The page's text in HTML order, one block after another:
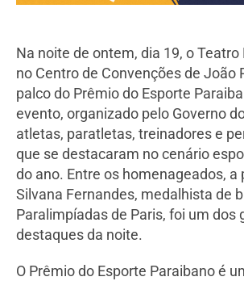
Na noite de ontem, dia 19, o Teatro
no Centro de Convenções de João
palco do Prêmio do Esporte
evento, organizado pelo Governo
atletas, paratletas, treinadores e
que se destacaram no cenário
do ano. Entre os homenageados, a
Silvana Fernandes, medalhista de
Paralimpíadas de Paris, foi um dos
destaques da noite.
O Prêmio do Esporte Paraibano é